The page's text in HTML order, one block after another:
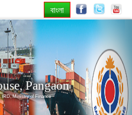
বাংলা
Pangaon
IRD, Ministry of Finance